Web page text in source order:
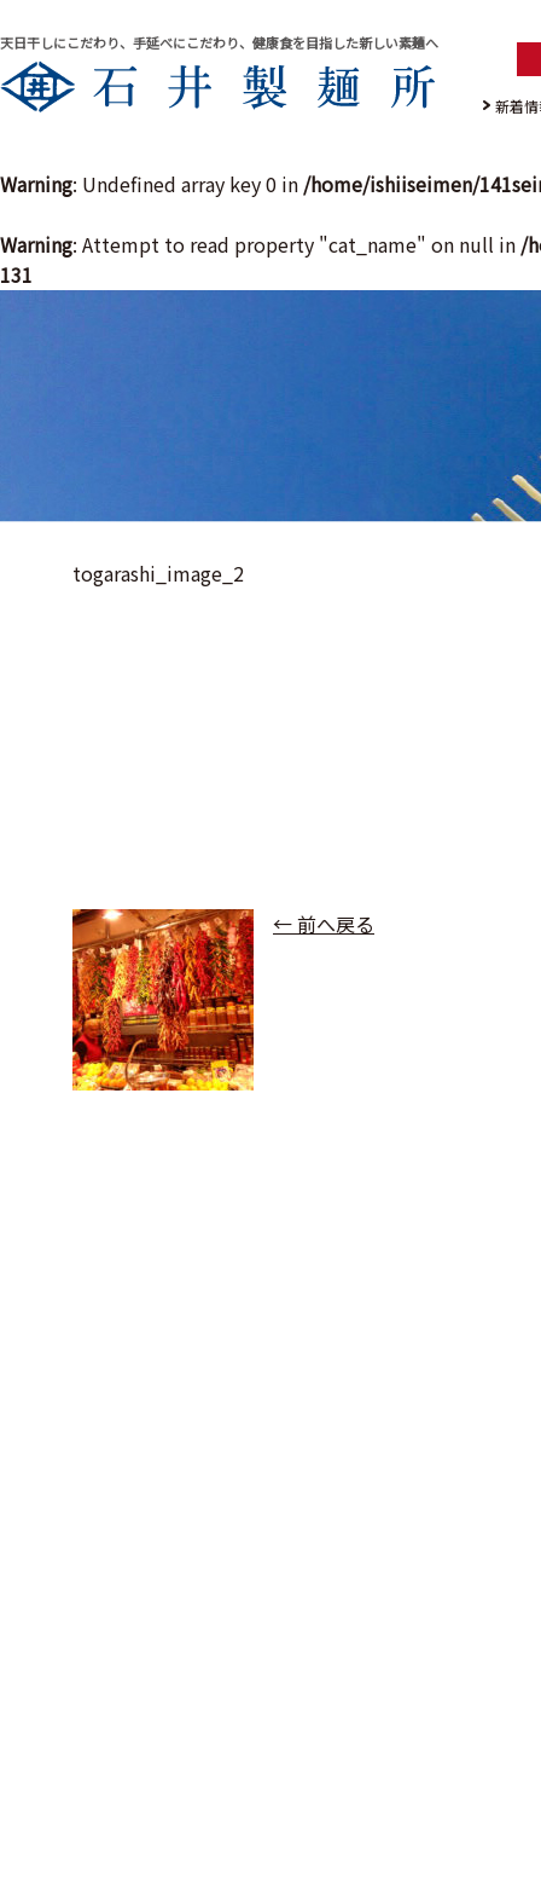
天日干しにこだわり、手延べにこだわり、健康食を目指した新しい素麺へ
新着
Warning: Undefined array key 0 in /home/ishiiseimen/
Warning: Attempt to read property "cat_name" on null in /
131
togarashi_image_2
← 前へ戻る